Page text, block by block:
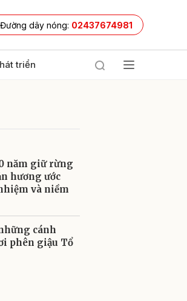
Đường dây nóng: 02437674981
triển
năm giữ rừng
hương ước
và niềm
cánh
phên giậu Tổ